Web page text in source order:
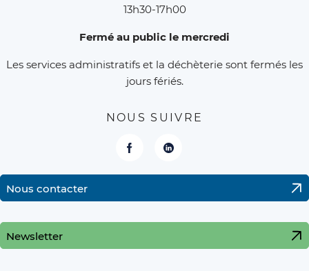
13h30-17h00
Fermé au public le mercredi
Les services administratifs et la déchèterie sont fermés les
jours fériés.
NOUS SUIVRE
FacebookLinkedIn
Nous contacter
Newsletter